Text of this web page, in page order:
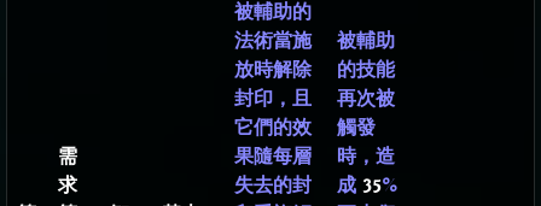
需
求
被輔助的
法術當施
放時解除
封印，且
它們的效
果隨每層
失去的封
被輔助
的技能
再次被
觸發
時，造
成 35%